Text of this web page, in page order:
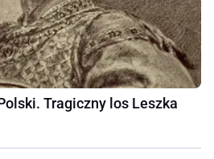
Tragiczny los Leszka